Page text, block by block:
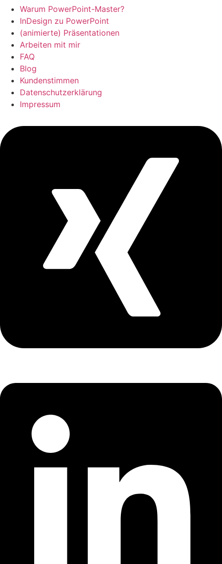
Warum PowerPoint-Master?
InDesign zu PowerPoint
(animierte) Präsentationen
Arbeiten mit mir
FAQ
Blog
Kundenstimmen
Datenschutzerklärung
Impressum